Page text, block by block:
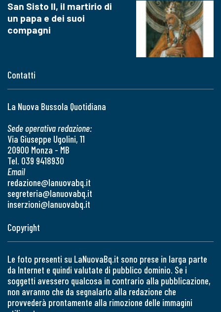
Contatti
La Nuova Bussola Quotidiana
Sede operativa redazione:
Via Giuseppe Ugolini, 11
20900 Monza - MB
Tel. 039 9418930
Email
redazione@lanuovabq.it
segreteria@lanuovabq.it
inserzioni@lanuovabq.it
San Sisto II, il martirio di
un papa e dei suoi
compagni
Copyright
Le foto presenti su LaNuovaBq.it sono prese in larga parte
da Internet e quindi valutate di pubblico dominio. Se i
soggetti avessero qualcosa in contrario alla pubblicazione,
non avranno che da segnalarlo alla redazione che
provvederà prontamente alla rimozione delle immagini